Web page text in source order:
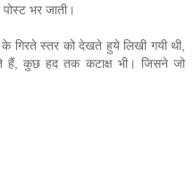
भर जाती।
गिरते स्तर को देखते हुये लिखी गयी थी,
कुछ हद तक कटाक्ष भी। जिसने जो